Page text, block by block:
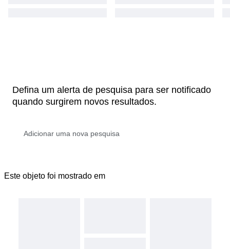
Defina um alerta de pesquisa para ser notificado
quando surgirem novos resultados.
Este objeto foi mostrado em